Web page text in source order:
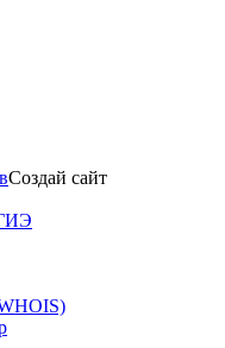
Создай сайт